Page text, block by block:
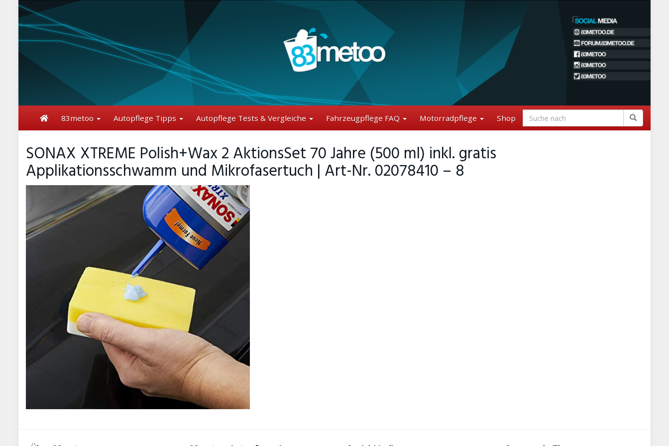
content
83metoo Autopflege Tipps Autopflege Tests & Vergleiche Fahrzeugpflege FAQ Motorradpflege Shop
SONAX XTREME Polish+Wax 2 AktionsSet 70 Jahre (500 ml) inkl. gratis
Applikationsschwamm und Mikrofasertuch | Art-Nr. 02078410 – 8